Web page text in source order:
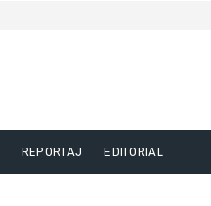
REPORTAJ EDITORIAL